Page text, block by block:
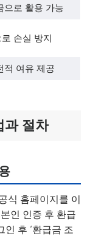
으로 활용 가능
손실 방지
적 여유 제공
과 절차
식 홈페이지를 이
인 인증 후 환급
후 ‘환급금 조